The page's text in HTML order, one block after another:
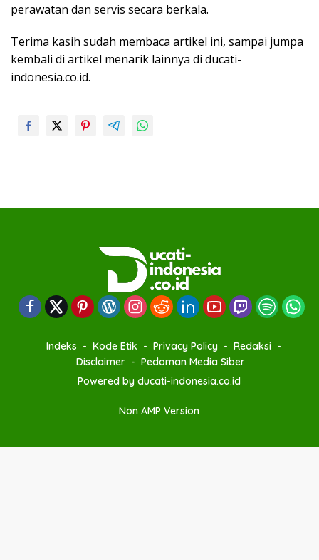
perawatan dan servis secara berkala.
Terima kasih sudah membaca artikel ini, sampai jumpa
kembali di artikel menarik lainnya di ducati-
indonesia.co.id.
Indeks Kode Etik Privacy Policy
Redaksi
Disclaimer
Pedoman Media Siber
Powered by ducati-indonesia.co.id
Non AMP Version